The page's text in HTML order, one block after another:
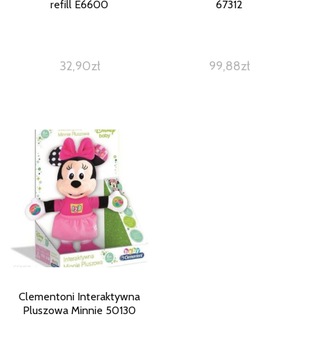
refill E6600
32,90zł
67312
99,88zł
Clementoni Interaktywna
Pluszowa Minnie 50130